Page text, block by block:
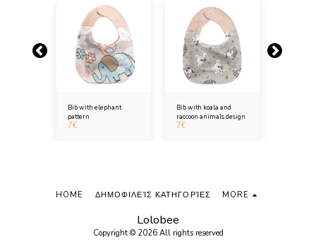
Bib with elephant
pattern
7€
Bib with koala and
raccoon animals design
7€
Lolobee
Copyright © 2026 All rights reserved
HOME ΔΗΜΟΦΙΛΕΊΣ ΚΑΤΗΓΟΡΊΕΣ MORE